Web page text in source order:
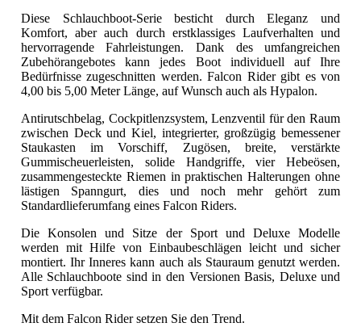
Diese Schlauchboot-Serie besticht durch Eleganz und
Komfort, aber auch durch erstklassiges Laufverhalten und
hervorragende Fahrleistungen. Dank des umfangreichen
Zubehörangebotes kann jedes Boot individuell auf Ihre
Bedürfnisse zugeschnitten werden. Falcon Rider gibt es von
4,00 bis 5,00 Meter Länge, auf Wunsch auch als Hypalon.
Antirutschbelag, Cockpitlenzsystem, Lenzventil für den Raum
zwischen Deck und Kiel, integrierter, großzügig bemessener
Staukasten im Vorschiff, Zugösen, breite, verstärkte
Gummischeuerleisten, solide Handgriffe, vier Hebeösen,
zusammengesteckte Riemen in praktischen Halterungen ohne
lästigen Spanngurt, dies und noch mehr gehört zum
Standardlieferumfang eines Falcon Riders.
Die Konsolen und Sitze der Sport und Deluxe Modelle
werden mit Hilfe von Einbaubeschlägen leicht und sicher
montiert. Ihr Inneres kann auch als Stauraum genutzt werden.
Alle Schlauchboote sind in den Versionen Basis, Deluxe und
Sport verfügbar.
Mit dem Falcon Rider setzen Sie den Trend.